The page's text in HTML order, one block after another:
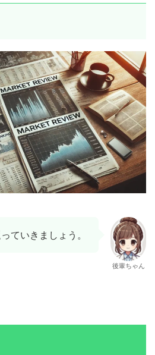
ていきましょう。
後輩ちゃん